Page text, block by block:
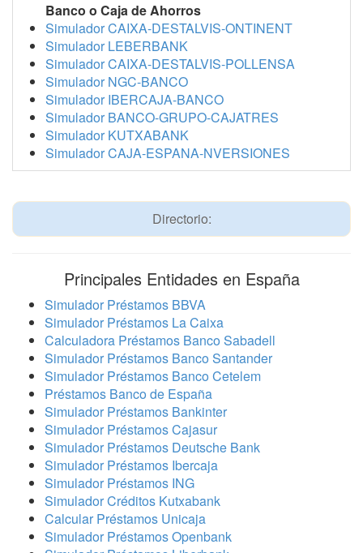
Banco o Caja de Ahorros
Simulador CAIXA-DESTALVIS-ONTINENT
Simulador LEBERBANK
Simulador CAIXA-DESTALVIS-POLLENSA
Simulador NGC-BANCO
Simulador IBERCAJA-BANCO
Simulador BANCO-GRUPO-CAJATRES
Simulador KUTXABANK
Simulador CAJA-ESPANA-NVERSIONES
Directorio:
Principales Entidades en España
Simulador Préstamos BBVA
Simulador Préstamos La Caixa
Calculadora Préstamos Banco Sabadell
Simulador Préstamos Banco Santander
Simulador Préstamos Banco Cetelem
Préstamos Banco de España
Simulador Préstamos Bankinter
Simulador Préstamos Cajasur
Simulador Préstamos Deutsche Bank
Simulador Préstamos Ibercaja
Simulador Préstamos ING
Simulador Créditos Kutxabank
Calcular Préstamos Unicaja
Simulador Préstamos Openbank